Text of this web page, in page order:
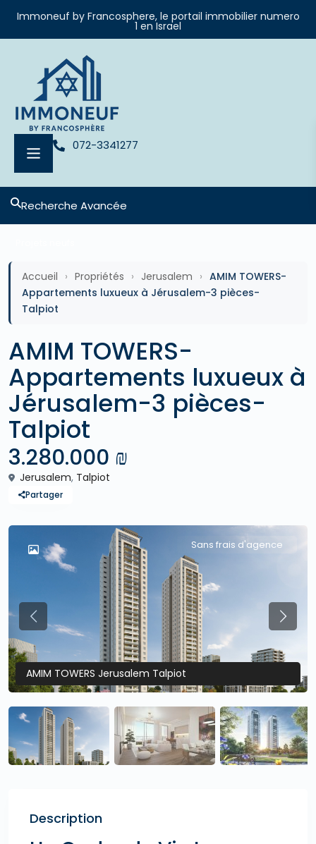
Immoneuf by Francosphere, le portail immobilier numero
1 en Israel
072-3341277
Recherche Avancée
Accueil › Propriétés › Jerusalem › AMIM TOWERS-
Appartements luxueux à Jérusalem-3 pièces-
Talpiot
AMIM TOWERS-
Appartements luxueux à
Jérusalem-3 pièces-
Talpiot
3.280.000 ₪
Jerusalem, Talpiot
Partager
Sans frais d'agence
AMIM TOWERS Jerusalem Talpiot
Previous
Description